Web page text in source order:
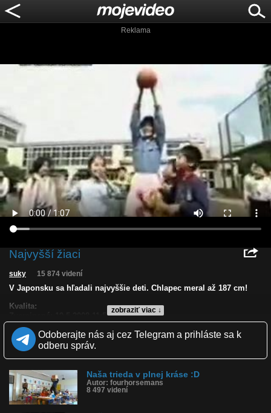
Reklama
Najvyšší žiaci
zobraziť viac ↓
suky 15 874 videní
V Japonsku sa hľadali najvyššie deti. Chlapec meral až 187 cm!
Kvalita:
Zverejnené: 19.5.2008 11:54
Páči sa: 82% (11 hlasov)
Obľúbené: 4
Komentárov: 39
Tagy: škola, trieda, najvyšší človek
História sledovanosti videa:
Odoberajte nás aj cez Telegram a prihláste sa k
odberu správ.
Naša trieda v plnej kráse :D
Autor: fourhorsemans
8 497 videní